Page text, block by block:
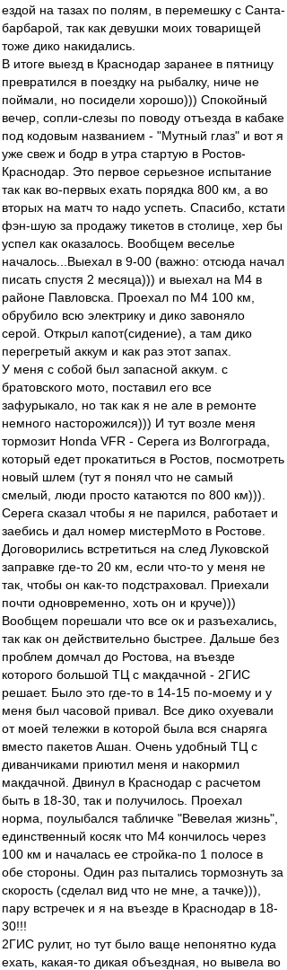
ездой на тазах по полям, в перемешку с Санта-
барбарой, так как девушки моих товарищей
тоже дико накидались.
В итоге выезд в Краснодар заранее в пятницу
превратился в поездку на рыбалку, ниче не
поймали, но посидели хорошо))) Спокойный
вечер, сопли-слезы по поводу отъезда в кабаке
под кодовым названием - "Мутный глаз" и вот я
уже свеж и бодр в утра стартую в Ростов-
Краснодар. Это первое серьезное испытание
так как во-первых ехать порядка 800 км, а во
вторых на матч то надо успеть. Спасибо, кстати
фэн-шую за продажу тикетов в столице, хер бы
успел как оказалось. Вообщем веселье
началось...Выехал в 9-00 (важно: отсюда начал
писать спустя 2 месяца))) и выехал на М4 в
районе Павловска. Проехал по М4 100 км,
обрубило всю электрику и дико завоняло
серой. Открыл капот(сидение), а там дико
перегретый аккум и как раз этот запах.
У меня с собой был запасной аккум. с
братовского мото, поставил его все
зафурыкало, но так как я не але в ремонте
немного насторожился))) И тут возле меня
тормозит Honda VFR - Серега из Волгограда,
который едет прокатиться в Ростов, посмотреть
новый шлем (тут я понял что не самый
смелый, люди просто катаются по 800 км))).
Серега сказал чтобы я не парился, работает и
заебись и дал номер мистерМото в Ростове.
Договорились встретиться на след Луковской
заправке где-то 20 км, если что-то у меня не
так, чтобы он как-то подстраховал. Приехали
почти одновременно, хоть он и круче)))
Вообщем порешали что все ок и разъехались,
так как он действительно быстрее. Дальше без
проблем домчал до Ростова, на въезде
которого большой ТЦ с макдачной - 2ГИС
решает. Было это где-то в 14-15 по-моему и у
меня был часовой привал. Все дико охуевали
от моей тележки в которой была вся снаряга
вместо пакетов Ашан. Очень удобный ТЦ с
диванчиками приютил меня и накормил
макдачной. Двинул в Краснодар с расчетом
быть в 18-30, так и получилось. Проехал
норма, поулыбался табличке "Вевелая жизнь",
единственный косяк что М4 кончилось через
100 км и началась ее стройка-по 1 полосе в
обе стороны. Один раз пытались тормознуть за
скорость (сделал вид что не мне, а тачке))),
пару встречек и я на въезде в Краснодар в 18-
30!!!
2ГИС рулит, но тут было ваще непонятно куда
ехать, какая-то дикая объездная, но вывела во